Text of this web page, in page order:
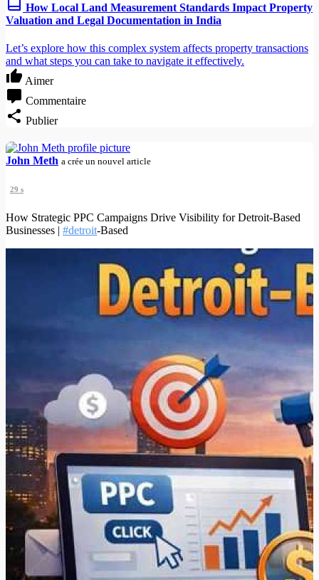
How Local Land Measurement Standards Impact Property
Valuation and Legal Documentation in India
Let’s explore how this complex system affects property transactions
and what steps you can take to navigate it effectively.
Aimer
Commentaire
Publier
John Meth a crée un nouvel article
29 s
How Strategic PPC Campaigns Drive Visibility for Detroit-Based
Businesses | #detroit-Based